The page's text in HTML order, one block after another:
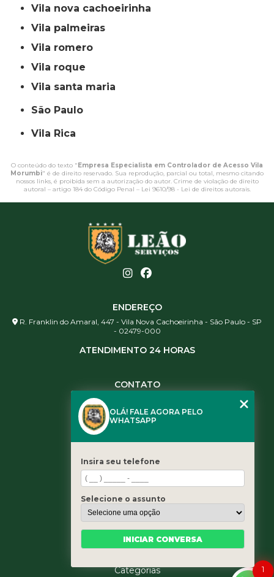
vila nova cachoeirinha
vila palmeiras
vila romero
vila roque
vila santa maria
São Paulo
Vila Rica
O conteúdo do texto "Empresa Especialista em Controlador de Acesso Vila
Morumbi" é de direito reservado. Sua reprodução, parcial ou total, mesmo citando
nossos links, é proibida sem a autorização do autor. Crime de violação de direito
autoral – artigo 184 do Código Penal – Lei 9610/98 - Lei de direitos autorais.
ENDEREÇO
R. Franklin do Amaral, 447 - Vila Nova Cachoeirinha - São Paulo - SP
- 02479-000
ATENDIMENTO 24 HORAS
CONTATO
(11) 3461-5871
contato@leaoservicos.com.br
Home
Quem somos
Serviços
Blog
Categorias
1
OLÁ! FALE AGORA PELO
WHATSAPP
Insira seu telefone
Selecione o assunto
INICIAR CONVERSA